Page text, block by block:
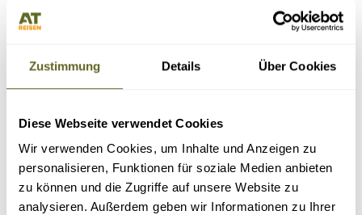
Zustimmung Details Über Cookies
Diese Webseite verwendet Cookies
Wir verwenden Cookies, um Inhalte und Anzeigen zu
personalisieren, Funktionen für soziale Medien anbieten
zu können und die Zugriffe auf unsere Website zu
analysieren. Außerdem geben wir Informationen zu Ihrer
Nur Reisen mit garantierten Terminen